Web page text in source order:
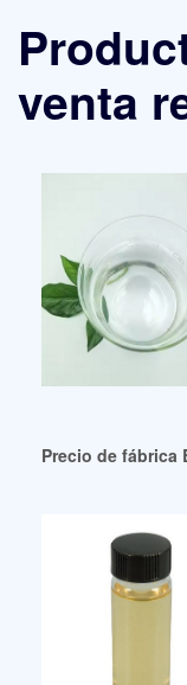
venta
Precio de fábrica